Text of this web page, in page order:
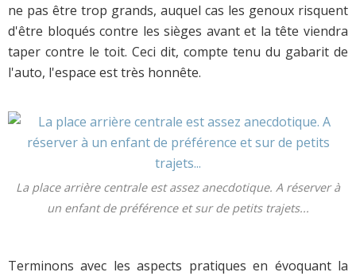
ne pas être trop grands, auquel cas les genoux risquent
d'être bloqués contre les sièges avant et la tête viendra
taper contre le toit. Ceci dit, compte tenu du gabarit de
l'auto, l'espace est très honnête.
La place arrière centrale est assez anecdotique. A réserver à
un enfant de préférence et sur de petits trajets...
Terminons avec les aspects pratiques en évoquant la